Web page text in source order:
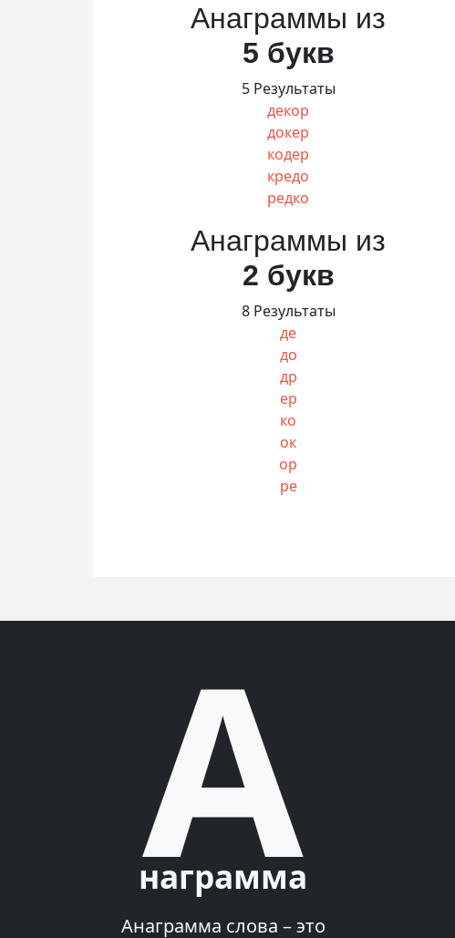
Анаграммы из
5 букв
5 Результаты
декор
докер
кодер
кредо
редко
Анаграммы из
2 букв
8 Результаты
де
до
др
ер
ко
ок
ор
ре
A
награмма
Анаграмма слова – это